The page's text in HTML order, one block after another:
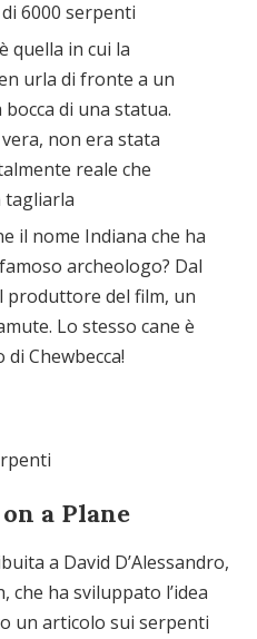
6000 serpenti
quella in cui la
urla di fronte a un
di una statua.
non era stata
reale che
tagliarla
il nome Indiana che ha
archeologo? Dal
produttore del film, un
Lo stesso cane è
Chewbecca!
a Plane
a David D’Alessandro,
ha sviluppato l’idea
un articolo sui serpenti